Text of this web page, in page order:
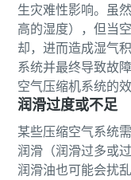
生灾难性影响。虽
高的湿度），但当
却，进而造成湿气
系统并最终导致故
空气压缩机系统的
润滑过度或不足
某些压缩空气系统
润滑（润滑过多或
润滑油也可能会扰